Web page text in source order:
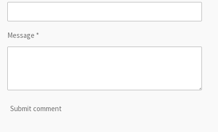
Message *
Submit comment